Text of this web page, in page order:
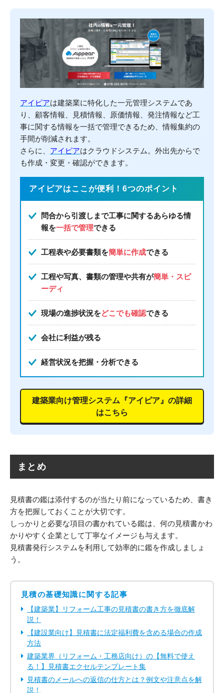
アイピアは建築業に特化した一元管理システムであ
り、顧客情報、見積情報、原価情報、発注情報など工
事に関する情報を一括で管理できるため、情報集約の
手間が削減されます。
さらに、 アイピアはクラウドシステム。外出先からで
も作成・変更・確認ができます。
アイピアはここが便利！6つのポイント
問合から引渡しまで工事に関するあらゆる情
報を一括で管理できる
工程表や必要書類を簡単に作成できる
工程や写真、書類の管理や共有が簡単・スピ
ーディ
現場の進捗状況をどこでも確認できる
会社に利益が残る
経営状況を把握・分析できる
建築業向け管理システム『アイピア』の詳細
はこちら
まとめ
見積書の鑑は添付するのが当たり前になっているため、書き
方を把握しておくことが大切です。
しっかりと必要な項目の書かれている鑑は、何の見積書かわ
かりやすく企業として丁寧なイメージも与えます。
見積書発行システムを利用して効率的に鑑を作成しましょ
う。
見積の基礎知識に関する記事
【建築業】リフォーム工事の見積書の書き方を徹底解
説！
【建設業向け】見積書に法定福利費を含める場合の作成
方法
建築業界（リフォーム・工務店向け）の【無料で使え
る！】見積書エクセルテンプレート集
見積書のメールへの返信の仕方とは？例文や注意点を解
説！